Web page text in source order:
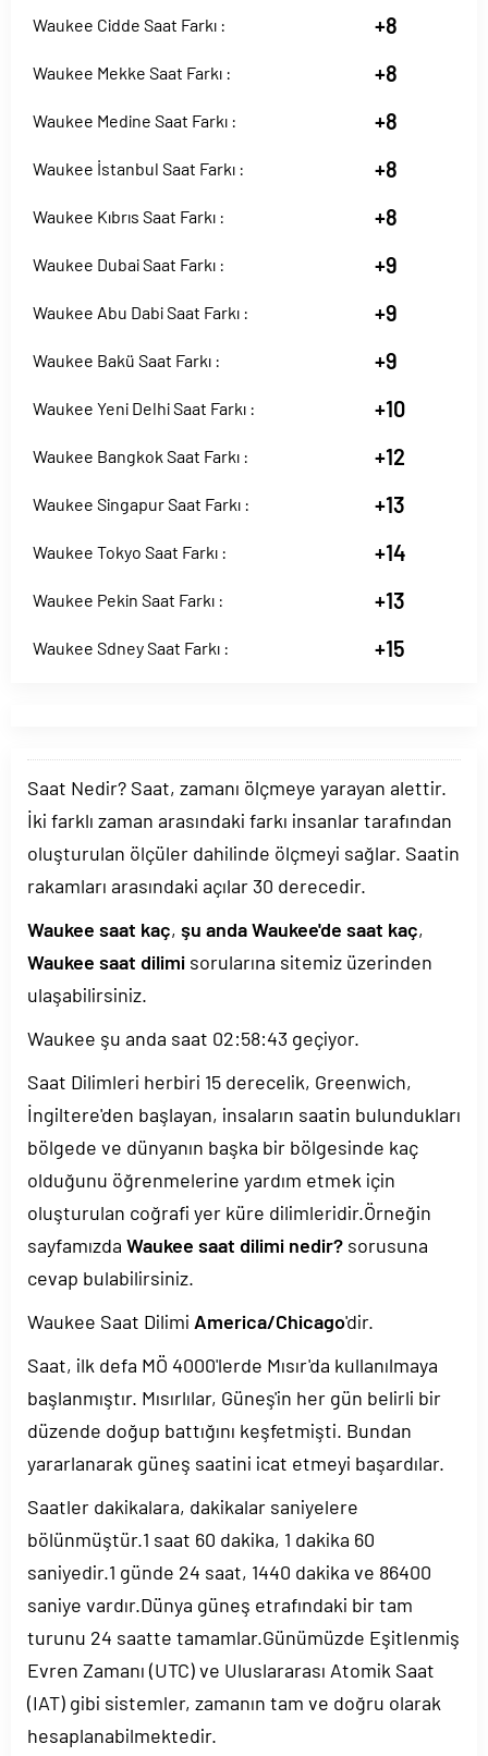
Waukee Cidde Saat Farkı : +8
Waukee Mekke Saat Farkı : +8
Waukee Medine Saat Farkı : +8
Waukee İstanbul Saat Farkı : +8
Waukee Kıbrıs Saat Farkı : +8
Waukee Dubai Saat Farkı : +9
Waukee Abu Dabi Saat Farkı : +9
Waukee Bakü Saat Farkı : +9
Waukee Yeni Delhi Saat Farkı : +10
Waukee Bangkok Saat Farkı : +12
Waukee Singapur Saat Farkı : +13
Waukee Tokyo Saat Farkı : +14
Waukee Pekin Saat Farkı : +13
Waukee Sdney Saat Farkı : +15
Saat Nedir? Saat, zamanı ölçmeye yarayan alettir.
İki farklı zaman arasındaki farkı insanlar tarafından
oluşturulan ölçüler dahilinde ölçmeyi sağlar. Saatin
rakamları arasındaki açılar 30 derecedir.
Waukee saat kaç, şu anda Waukee'de saat kaç,
Waukee saat dilimi sorularına sitemiz üzerinden
ulaşabilirsiniz.
Waukee şu anda saat 02:58:43 geçiyor.
Saat Dilimleri herbiri 15 derecelik, Greenwich,
İngiltere'den başlayan, insaların saatin bulundukları
bölgede ve dünyanın başka bir bölgesinde kaç
olduğunu öğrenmelerine yardım etmek için
oluşturulan coğrafi yer küre dilimleridir.Örneğin
sayfamızda Waukee saat dilimi nedir? sorusuna
cevap bulabilirsiniz.
Waukee Saat Dilimi America/Chicago'dir.
Saat, ilk defa MÖ 4000'lerde Mısır'da kullanılmaya
başlanmıştır. Mısırlılar, Güneş'in her gün belirli bir
düzende doğup battığını keşfetmişti. Bundan
yararlanarak güneş saatini icat etmeyi başardılar.
Saatler dakikalara, dakikalar saniyelere
bölünmüştür.1 saat 60 dakika, 1 dakika 60
saniyedir.1 günde 24 saat, 1440 dakika ve 86400
saniye vardır.Dünya güneş etrafındaki bir tam
turunu 24 saatte tamamlar.Günümüzde Eşitlenmiş
Evren Zamanı (UTC) ve Uluslararası Atomik Saat
(IAT) gibi sistemler, zamanın tam ve doğru olarak
hesaplanabilmektedir.